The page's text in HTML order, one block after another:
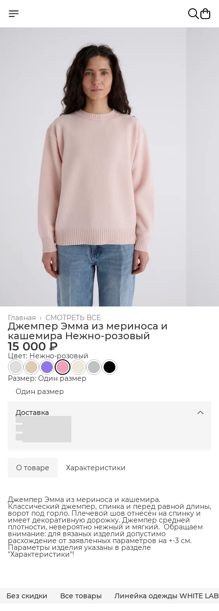
СМОТРЕТЬ ВСЕ
Главная ›
Джемпер Эмма из мериноса и
кашемира Нежно-розовый
15 000 ₽
Цвет: Нежно-розовый
Размер: Один размер
Один размер
Доставка
О товаре Характеристики
Джемпер Эмма из мериноса и кашемира.
Классический джемпер, спинка и перед равной длины,
ворот под горло. Плечевой шов отнесён на спинку и
имеет декоративную дорожку. Джемпер средней
плотности, невероятно нежный и мягкий. Обращаем
внимание: для вязаных изделий допустимо
расхождение от заявленных параметров на +-3 см.
Параметры изделия указаны в разделе
"Характеристики"!
Без скидки Все товары Линейка одежды WHITE